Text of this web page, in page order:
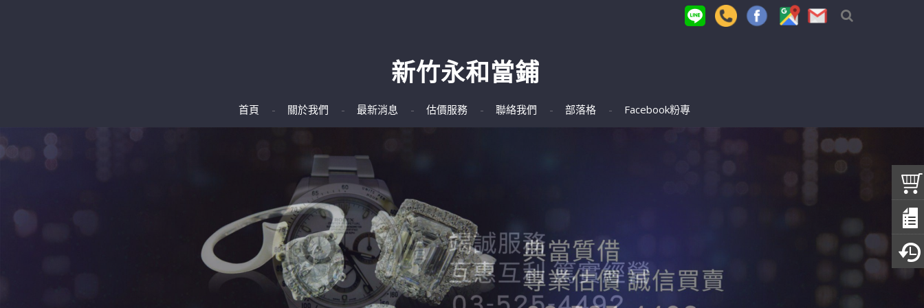
新竹永和當鋪
首頁 關於我們 最新消息 估價服務 聯絡我們 部落格 Facebook粉專